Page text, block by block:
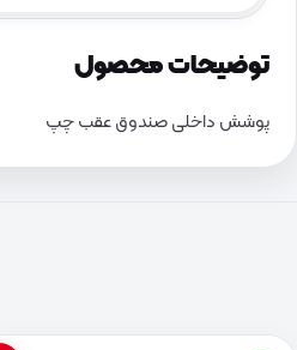
توضیحات محصول
پوشش داخلی صندوق عقب چپ